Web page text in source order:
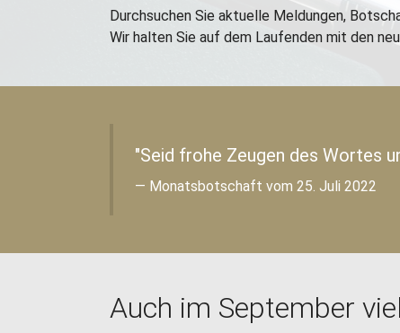
Durchsuchen Sie aktuelle Meldungen,
Wir halten Sie auf dem Laufenden mit den
"Seid frohe Zeugen des Wortes
Monatsbotschaft vom 25. Juli 2022
Auch im September